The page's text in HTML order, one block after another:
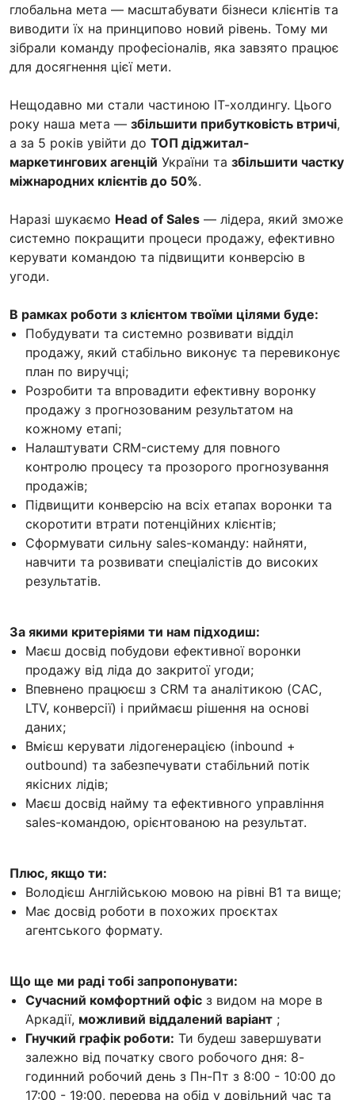
глобальна мета — масштабувати бізнеси клієнтів та
виводити їх на принципово новий рівень. Тому ми
зібрали команду професіоналів, яка завзято працює
для досягнення цієї мети.
Нещодавно ми стали частиною ІТ-холдингу. Цього
року наша мета — збільшити прибутковість втричі,
а за 5 років увійти до ТОП діджитал-
маркетингових агенцій України та збільшити частку
міжнародних клієнтів до 50%.
Наразі шукаємо Head of Sales — лідера, який зможе
системно покращити процеси продажу, ефективно
керувати командою та підвищити конверсію в
угоди.
В рамках роботи з клієнтом твоїми цілями буде:
Побудувати та системно розвивати відділ
продажу, який стабільно виконує та перевиконує
план по виручці;
Розробити та впровадити ефективну воронку
продажу з прогнозованим результатом на
кожному етапі;
Налаштувати CRM-систему для повного
контролю процесу та прозорого прогнозування
продажів;
Підвищити конверсію на всіх етапах воронки та
скоротити втрати потенційних клієнтів;
Сформувати сильну sales-команду: найняти,
навчити та розвивати спеціалістів до високих
результатів.
За якими критеріями ти нам підходиш:
Маєш досвід побудови ефективної воронки
продажу від ліда до закритої угоди;
Впевнено працюєш з CRM та аналітикою (CAC,
LTV, конверсії) і приймаєш рішення на основі
даних;
Вмієш керувати лідогенерацією (inbound +
outbound) та забезпечувати стабільний потік
якісних лідів;
Маєш досвід найму та ефективного управління
sales-командою, орієнтованою на результат.
Плюс, якщо ти:
Володієш Англійською мовою на рівні B1 та вище;
Має досвід роботи в похожих проєктах
агентського формату.
Що ще ми раді тобі запропонувати:
Сучасний комфортний офіс з видом на море в
Аркадії, можливий віддалений варіант ;
Гнучкий графік роботи: Ти будеш завершувати
залежно від початку свого робочого дня: 8-
годинний робочий день з Пн-Пт з 8:00 - 10:00 до
17:00 - 19:00, перерва на обід у довільний час та